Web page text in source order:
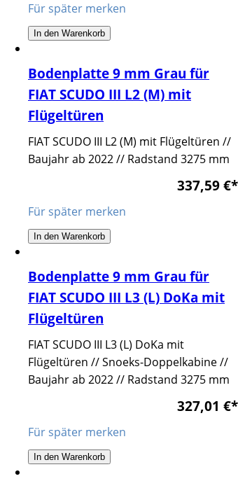
Für später merken
In den Warenkorb
Bodenplatte 9 mm Grau für
FIAT SCUDO III L2 (M) mit
Flügeltüren
FIAT SCUDO III L2 (M) mit Flügeltüren //
Baujahr ab 2022 // Radstand 3275 mm
337,59 €*
Für später merken
In den Warenkorb
Bodenplatte 9 mm Grau für
FIAT SCUDO III L3 (L) DoKa mit
Flügeltüren
FIAT SCUDO III L3 (L) DoKa mit
Flügeltüren // Snoeks-Doppelkabine //
Baujahr ab 2022 // Radstand 3275 mm
327,01 €*
Für später merken
In den Warenkorb